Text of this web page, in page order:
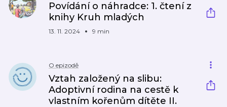
Povídání o náhradce: 1. čtení z
knihy Kruh mladých
13. 11. 2024 9 min
O epizodě
Vztah založený na slibu:
Adoptivní rodina na cestě k
vlastním kořenům dítěte II.